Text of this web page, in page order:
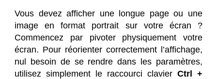
Vous devez afficher une longue page ou une
image en format portrait sur votre écran ?
Commencez par pivoter physiquement votre
écran. Pour réorienter correctement l’affichage,
nul besoin de se rendre dans les paramètres,
utilisez simplement le raccourci clavier Ctrl +